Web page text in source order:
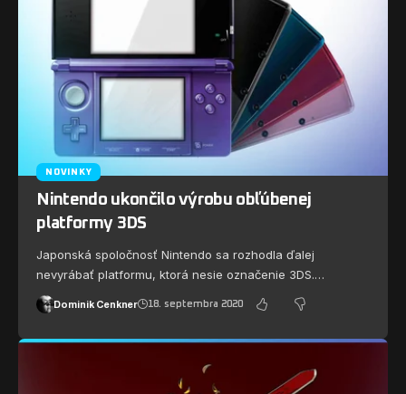
NOVINKY
Nintendo ukončilo výrobu obľúbenej
platformy 3DS
Japonská spoločnosť Nintendo sa rozhodla ďalej
nevyrábať platformu, ktorá nesie označenie 3DS.…
Dominik Cenkner 18. septembra 2020